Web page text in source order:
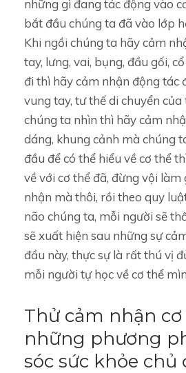
những gì đang tác động vào
bắt đầu chúng ta đã vào lớp
Khi ngồi chúng ta hãy cảm
tay, lưng, vai, bụng, đầu gối,
đi thì hãy cảm nhận động tác
vung tay, tư thế di chuyển
chúng ta nhìn thì hãy cảm
dáng, khung cảnh mà chúng
đầu để có thể hiểu về cơ thể
về với cơ thể đã, đừng vội làm
nhận mà thôi, rồi theo quy
não chúng ta, mỗi người sẽ
sẽ xuất hiện sau những sự
đầu này, thực sự là rất thú vị
mỗi người tự học về cơ thể
Thử cảm nhận
những phương
sóc sức khỏe chủ